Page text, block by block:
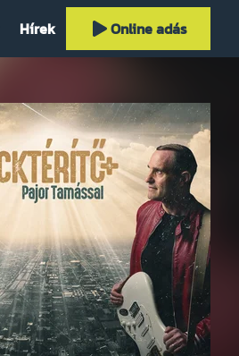
Hírek Online adás